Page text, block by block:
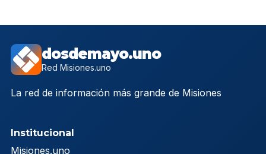
dosdemayo.uno
Red Misiones.uno
La red de información más grande de Misiones
Institucional
Misiones.uno